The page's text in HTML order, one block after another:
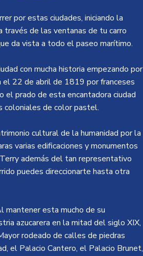
por estas ciudades, iniciando la
través de las ventanas de tu carro
da vista a todo el paseo marítimo.
con mucha historia empezando por
el 22 de abril de 1819 por franceses
el prado de esta encantadora ciudad
coloniales de color pastel.
cultural de la humanidad por la
varias edificaciones y monumentos
además del tan representativo
puedes direccionarte hasta otra
mantener esta mucho de su
azucarera en la mitad del siglo XIX,
rodeado de calles de piedras
el Palacio Cantero, el Palacio Brunet,